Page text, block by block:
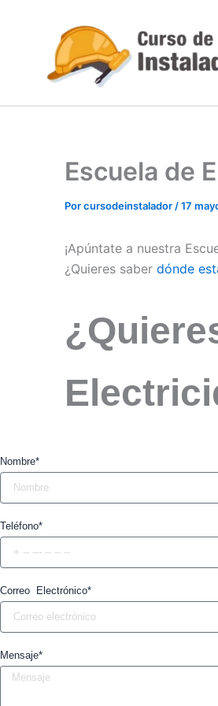
contenido
Escuela de
Porcursodeinstalador/17
¡Apúntate a nuestra
¿Quieres saber dónde
Nombre*
Teléfono*
Correo Electrónico*
Mensaje*